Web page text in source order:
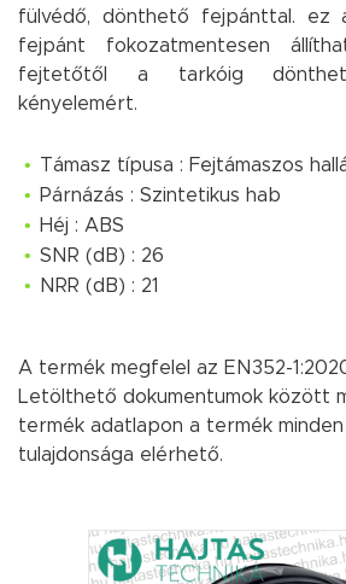
fülvédő, dönthető fejpánttal. ez
fejpánt fokozatmentesen
fejtetőtől a tarkóig
kényelemért.
Támasz típusa : Fejtámaszos
Párnázás : Szintetikus hab
Héj : ABS
SNR (dB) : 26
NRR (dB) : 21
A termék megfelel az EN352-
Letölthető dokumentumok között
termék adatlapon a termék
tulajdonsága elérhető.